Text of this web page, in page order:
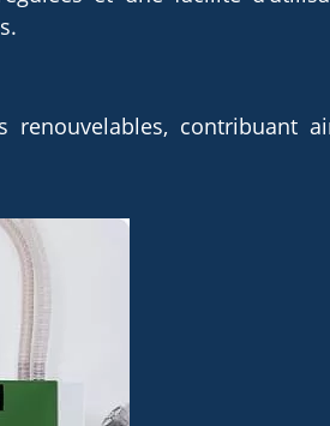
renouvelables, contribuant